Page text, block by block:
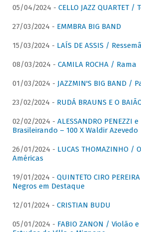
05/04/2024 - CELLO JAZZ QUARTET
27/03/2024 - EMMBRA BIG BAND
15/03/2024 - LAÍS DE ASSIS /
08/03/2024 - CAMILA ROCHA / Rama
01/03/2024 - JAZZMIN'S BIG BAND /
23/02/2024 - RUDÁ BRAUNS E O
02/02/2024 - ALESSANDRO PENEZZI
Brasileirando – 100 X Waldir Azevedo
26/01/2024 - LUCAS THOMAZINHO /
Américas
19/01/2024 - QUINTETO CIRO
Negros em Destaque
12/01/2024 - CRISTIAN BUDU
05/01/2024 - FABIO ZANON / Violão